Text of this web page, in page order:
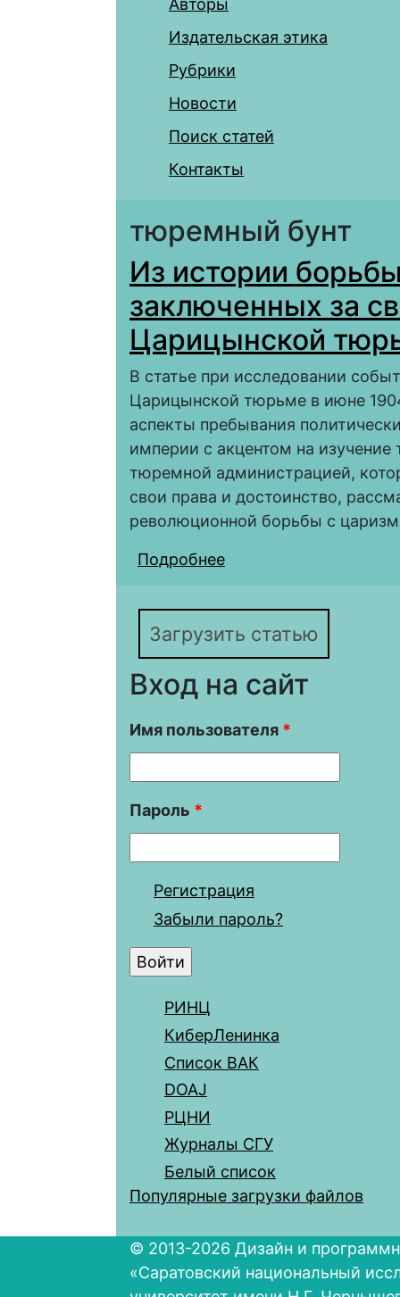
Авторы
Издательская этика
Рубрики
Новости
Поиск статей
Контакты
тюремный бунт
Из истории
заключенных за
Царицынской
В статье при исследовании
Царицынской тюрьме в июне
аспекты пребывания
империи с акцентом на изучение
тюремной администрацией,
свои права и достоинство,
революционной борьбы с
Подробнее
Загрузить статью
Вход на сайт
Имя пользователя *
Пароль *
Регистрация
Забыли пароль?
РИНЦ
КиберЛенинка
Список ВАК
DOAJ
РЦНИ
Журналы СГУ
Белый список
Популярные загрузки файлов
© 2013-2026 Дизайн и
«Саратовский национальный